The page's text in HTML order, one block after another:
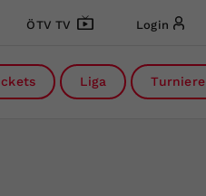
ÖTV TV Login
Liga Turniere